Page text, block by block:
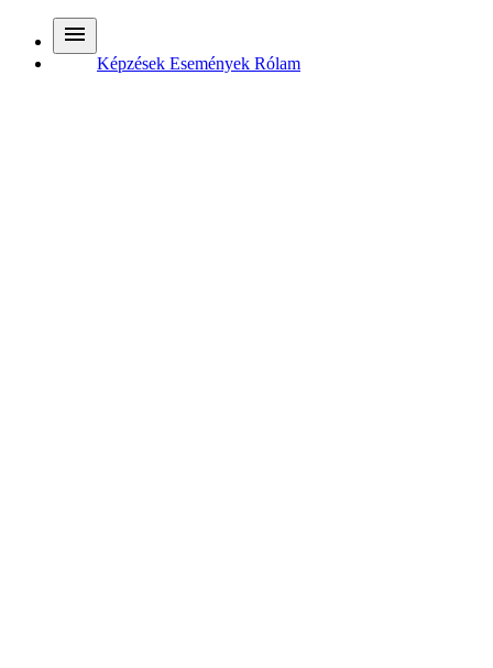
Képzések Események Rólam